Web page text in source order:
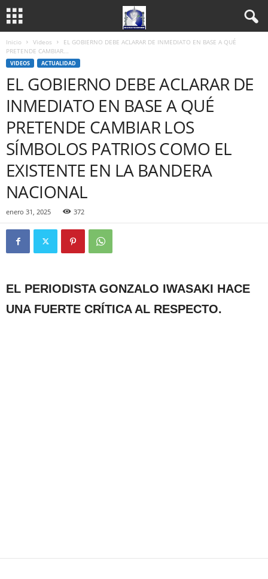
Inicio Videos
EL GOBIERNO DEBE ACLARAR DE INMEDIATO EN BASE A QUÉ
PRETENDE CAMBIAR...
VIDEOS ACTUALIDAD
EL GOBIERNO DEBE ACLARAR DE
INMEDIATO EN BASE A QUÉ
PRETENDE CAMBIAR LOS
SÍMBOLOS PATRIOS COMO EL
EXISTENTE EN LA BANDERA
NACIONAL
enero 31, 2025 372
EL PERIODISTA GONZALO IWASAKI HACE
UNA FUERTE CRÍTICA AL RESPECTO.